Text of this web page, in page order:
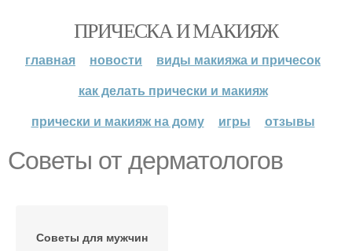
ПРИЧЕСКА И МАКИЯЖ
главная новости
виды макияжа и причесок
как делать прически и макияж
прически и макияж на дому
игры отзывы
Советы от дерматологов
Советы для мужчин